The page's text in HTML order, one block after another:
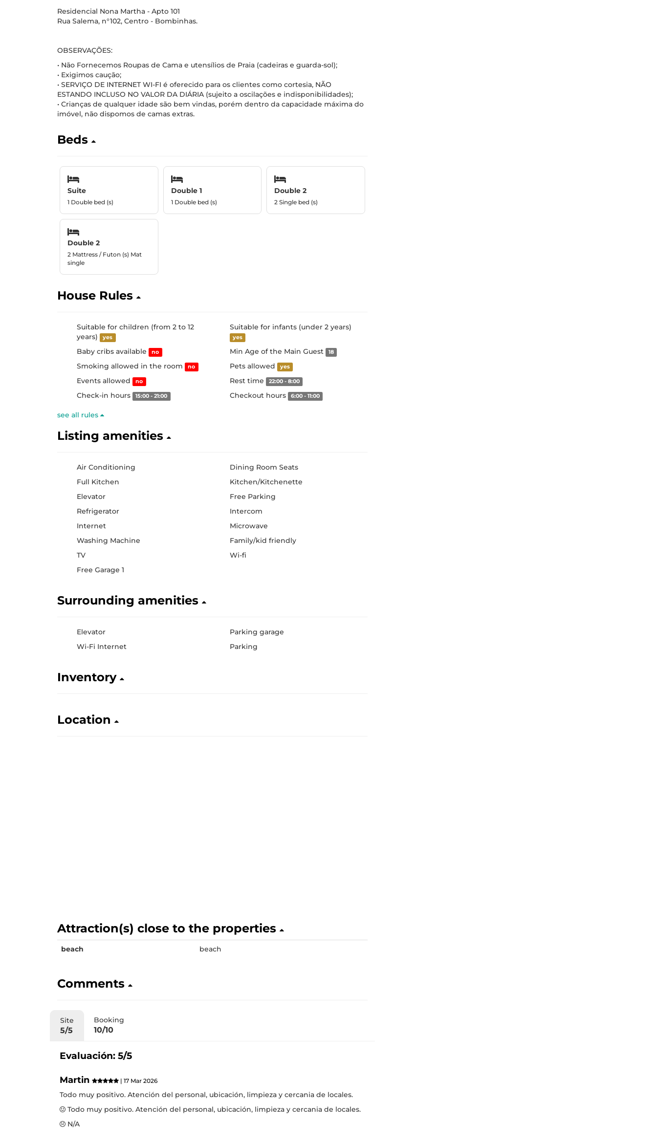
Residencial Nona Martha - Apto 101
Rua Salema, n°102, Centro - Bombinhas.
OBSERVAÇÕES:
• Não Fornecemos Roupas de Cama e utensílios de Praia (cadeiras e guarda-sol);
• Exigimos caução;
• SERVIÇO DE INTERNET WI-FI é oferecido para os clientes como cortesia, NÃO
ESTANDO INCLUSO NO VALOR DA DIÁRIA (sujeito a oscilações e indisponibilidades);
• Crianças de qualquer idade são bem vindas, porém dentro da capacidade máxima do
imóvel, não dispomos de camas extras.
Beds
Suite
1 Double bed (s)
Double 1
1 Double bed (s)
Double 2
2 Single bed (s)
Double 2
2 Mattress / Futon (s) Mat
single
House Rules
Suitable for children (from 2 to 12
years)
yes
Suitable for infants (under 2 years)
yes
Baby cribs available no Min Age of the Main Guest 18
Smoking allowed in the room no Pets allowed yes
Events allowed no Rest time 22:00 - 8:00
Check-in hours 15:00 - 21:00 Checkout hours 6:00 - 11:00
see all rules
Listing amenities
Air Conditioning
Dining Room Seats
Full Kitchen
Kitchen/Kitchenette
Elevator
Free Parking
Refrigerator
Intercom
Internet
Microwave
Washing Machine
Family/kid friendly
TV
Wi-fi
Free Garage 1
Surrounding amenities
Elevator
Parking garage
Wi-Fi Internet
Parking
Inventory
Location
Attraction(s) close to the properties
beach beach
Comments
Site
5/5
Booking
10/10
Evaluación: 5/5
Martin | 17 Mar 2026
Todo muy positivo. Atención del personal, ubicación, limpieza y cercania de locales.
Todo muy positivo. Atención del personal, ubicación, limpieza y cercania de locales.
N/A